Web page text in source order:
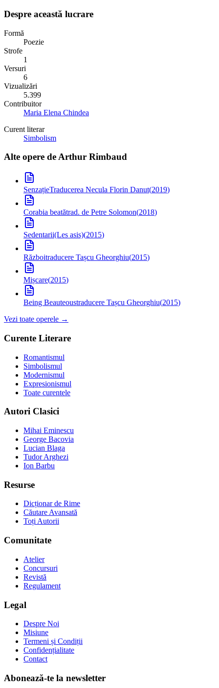
Despre această lucrare
Formă
Poezie
Strofe
1
Versuri
6
Vizualizări
5.399
Contribuitor
Maria Elena Chindea
Curent literar
Simbolism
Alte opere deArthur Rimbaud
SenzațieTraducerea Necula Florin Danut(2019)
Corabia beatătrad. de Petre Solomon(2018)
Sedentarii(Les asis)(2015)
Războitraducere Tașcu Gheorghiu(2015)
Mișcare(2015)
Being Beauteoustraducere Tașcu Gheorghiu(2015)
Vezi toate operele →
Curente Literare
Romantismul
Simbolismul
Modernismul
Expresionismul
Toate curentele
Autori Clasici
Mihai Eminescu
George Bacovia
Lucian Blaga
Tudor Arghezi
Ion Barbu
Resurse
Dicționar de Rime
Căutare Avansată
Toți Autorii
Comunitate
Atelier
Concursuri
Revistă
Regulament
Legal
Despre Noi
Misiune
Termeni și Condiții
Confidențialitate
Contact
Abonează-te la newsletter